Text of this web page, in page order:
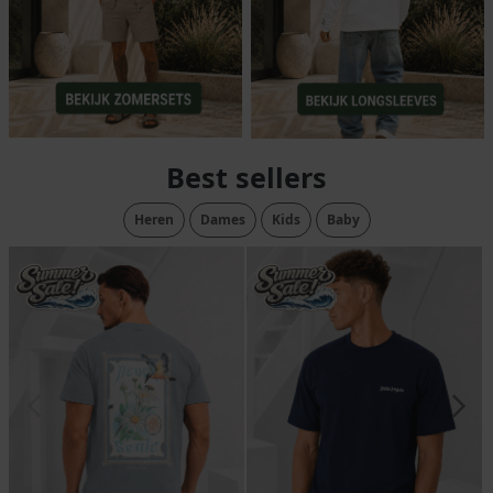
Best sellers
Heren Dames Kids Baby